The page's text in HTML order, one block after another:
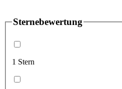
Sternebewertung
1 Stern